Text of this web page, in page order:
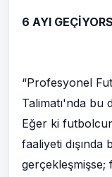
6 AYI
“Profesyonel
Talimatı'nda bu
Eğer ki
faaliyeti